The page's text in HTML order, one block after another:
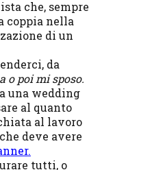
che, sempre
coppia nella
di un
da
o poi mi sposo.
una wedding
al quanto
al lavoro
deve avere
tutti, o